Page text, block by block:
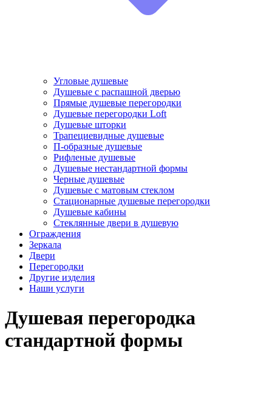
Угловые душевые
Душевые с распашной дверью
Прямые душевые перегородки
Душевые перегородки Loft
Душевые шторки
Трапециевидные душевые
П-образные душевые
Рифленые душевые
Душевые нестандартной формы
Черные душевые
Душевые с матовым стеклом
Стационарные душевые перегородки
Душевые кабины
Стеклянные двери в душевую
Ограждения
Зеркала
Двери
Перегородки
Другие изделия
Наши услуги
Душевая перегородка
стандартной формы